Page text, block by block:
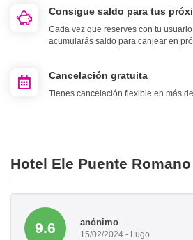
Consigue saldo para tus
Cada vez que reserves con tu
acumularás saldo para canjear en
Cancelación gratuita
Tienes cancelación flexible en más
Hotel Ele Puente
9.6 anónimo
15/02/2024 - Lugo